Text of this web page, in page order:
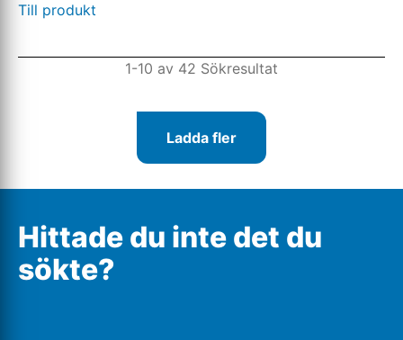
Till produkt
1-10 av 42 Sökresultat
Ladda fler
Hittade du inte det du
sökte?